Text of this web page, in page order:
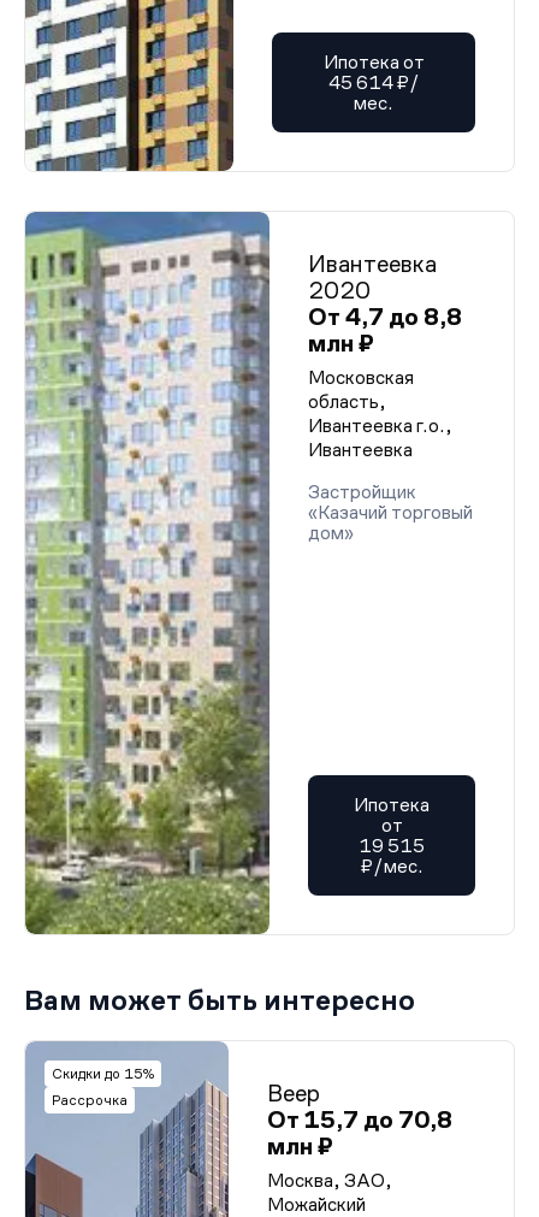
Ипотека от
45 614 ₽/
мес.
Ивантеевка
2020
От 4,7 до 8,8
млн ₽
Московская
область,
Ивантеевка г.о.,
Ивантеевка
Застройщик
«Казачий торговый
дом»
Ипотека
от
19 515
₽/мес.
Вам может быть интересно
Скидки до 15%
Рассрочка
Веер
От 15,7 до 70,8
млн ₽
Москва, ЗАО,
Можайский